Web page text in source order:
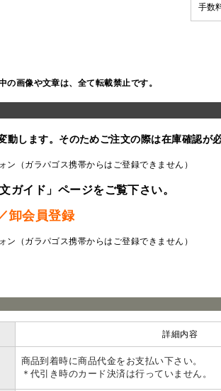
手数
の画像や文章は、全て転載禁止です。
します。そのためご注文の際は在庫確認が必
（ガラパゴス携帯からはご登録できません）
ガイド」ページをご覧下さい。
卸会員登録
（ガラパゴス携帯からはご登録できません）
詳細内容
商品到着時に商品代金をお支払い下さい。
＊代引き時のカード決済は行っていません。